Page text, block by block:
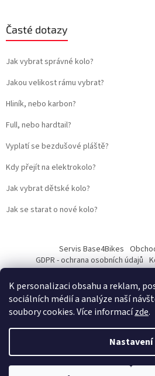
K personalizaci obsahu a reklam,
sociálních médií a analýze naší
soubory cookies. Více informacízde.
Nastavení
Časté dotazy
Jak vybrat správné kolo?
Jakou velikost rámu vybrat?
Hliník, nebo karbon?
Full, nebo hardtail?
Vyplatí se bezdušové pláště?
Kdy přejít na elektrokolo?
Jak vybrat dětské kolo?
Jak se starat o nové kolo?
Servis Base4Bikes
GDPR - ochrana osobních údajů
Vytvořil
Martin
Copyright 2026Base4Bikes.